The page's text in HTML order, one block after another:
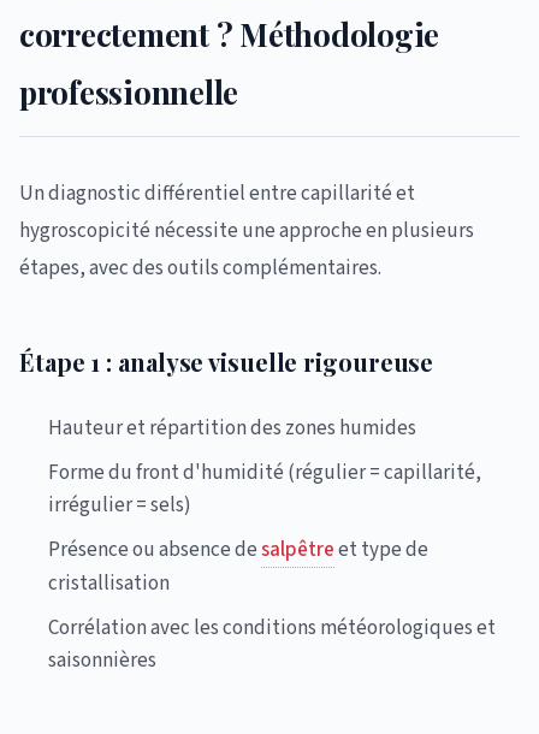
correctement ? Méthodologie
professionnelle
Un diagnostic différentiel entre capillarité et
hygroscopicité nécessite une approche en plusieurs
étapes, avec des outils complémentaires.
Étape 1 : analyse visuelle rigoureuse
Hauteur et répartition des zones humides
Forme du front d'humidité (régulier = capillarité,
irrégulier = sels)
Présence ou absence desalpêtreet type de
cristallisation
Corrélation avec les conditions météorologiques et
saisonnières